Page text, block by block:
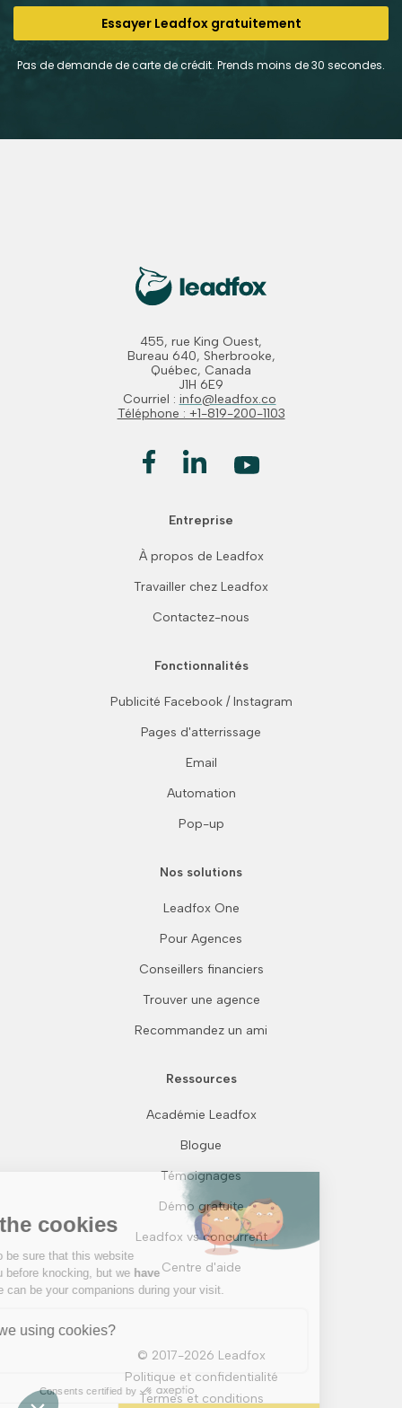
Essayer Leadfox gratuitement
Pas de demande de carte de crédit. Prends moins de 30 secondes.
455, rue King Ouest,
Bureau 640, Sherbrooke,
Québec, Canada
J1H 6E9
Courriel : info@leadfox.co
Téléphone : +1-819-200-1103
Entreprise
À propos de Leadfox
Travailler chez Leadfox
Contactez-nous
Fonctionnalités
Publicité Facebook / Instagram
Pages d'atterrissage
Email
Automation
Pop-up
Nos solutions
Leadfox One
Pour Agences
Conseillers financiers
Trouver une agence
Recommandez un ami
Ressources
Académie Leadfox
Blogue
Témoignages
Démo gratuite
Leadfox vs concurrent
Centre d'aide
© 2017-2026 Leadfox
Politique et confidentialité
Termes et conditions
We're the cookies
We waited to be sure that this website
interests you before knocking, but we have
to know if we can be your companions during your visit.
Why are we using cookies?
Consents certified by